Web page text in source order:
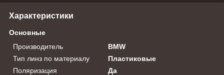
Характеристики
Основные
Производитель
BMW
Тип линз по материалу
Пластиковые
Поляризация
Да